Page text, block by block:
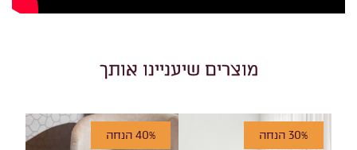
מוצרים שיעניינו אותך
30% הנחה 40% הנחה